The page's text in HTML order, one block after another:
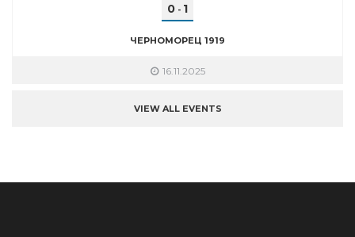
0 - 1
ЧЕРНОМОРЕЦ 1919
16.11.2025
VIEW ALL EVENTS